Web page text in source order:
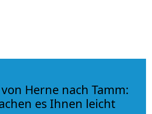
Herne nach Tamm:
es Ihnen leicht